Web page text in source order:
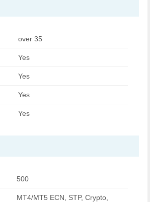
over 35
Yes
Yes
Yes
Yes
500
MT4/MT5 ECN, STP, Crypto,